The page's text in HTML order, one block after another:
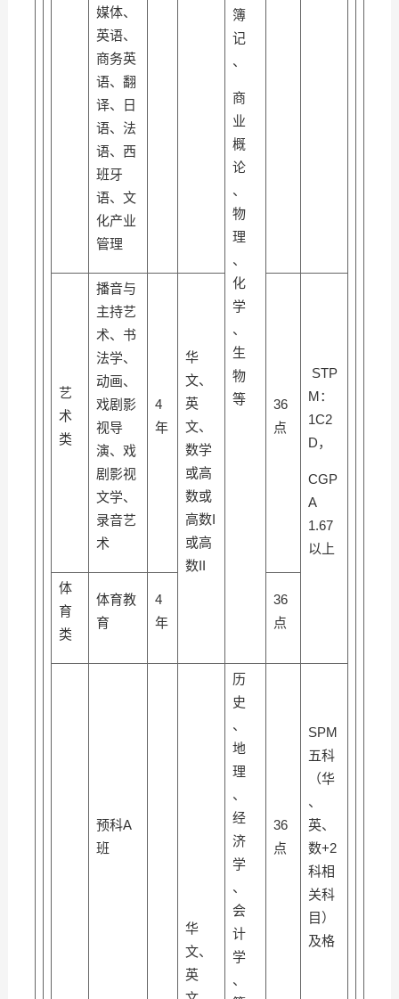
媒体、
英语、
商务英
语、翻
译、日
语、法
语、西
班牙
语、文
化产业
管理
簿
记
、
商
业
概
论
、
物
理
、
化
学
、
生
物
等
艺
术
类
播音与
主持艺
术、书
法学、
动画、
戏剧影
视导
演、戏
剧影视
文学、
录音艺
术
4
年
华
文、
英
文、
数学
或高
数或
高数I
或高
数II
36
点
STP
M：
1C2
D，
CGP
A
1.67
以上
体
育
类
体育教
育
4
年
36
点
预科A
班
华
文、
英
历
史
、
地
理
、
经
济
学
、
会
计
学
、
36
点
SPM
五科
（华
、
英、
数+2
科相
关科
目）
及格